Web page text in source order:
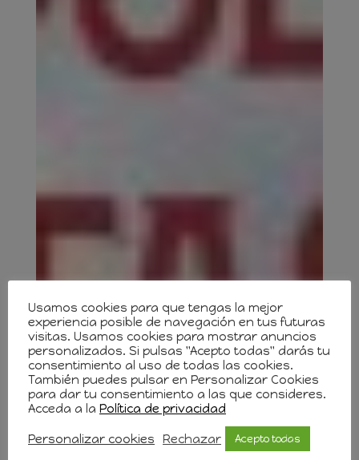
Usamos cookies para que tengas la mejor
experiencia posible de navegación en tus futuras
visitas. Usamos cookies para mostrar anuncios
personalizados. Si pulsas "Acepto todas" darás tu
consentimiento al uso de todas las cookies.
También puedes pulsar en Personalizar Cookies
para dar tu consentimiento a las que consideres.
Acceda a la Política de privacidad
Personalizar cookies Rechazar Acepto todas